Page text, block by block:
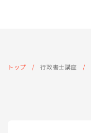
トップ 行政書士講座